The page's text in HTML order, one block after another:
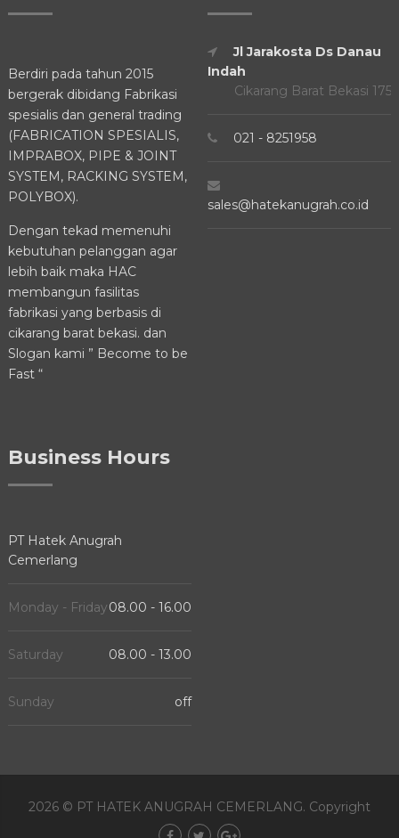
Berdiri pada tahun 2015
bergerak dibidang Fabrikasi
spesialis dan general trading
(FABRICATION SPESIALIS,
IMPRABOX, PIPE & JOINT
SYSTEM, RACKING SYSTEM,
POLYBOX).
Dengan tekad memenuhi
kebutuhan pelanggan agar
lebih baik maka HAC
membangun fasilitas
fabrikasi yang berbasis di
cikarang barat bekasi. dan
Slogan kami ” Become to be
Fast “
Jl Jarakosta Ds Danau
Indah
Cikarang Barat Bekasi
021 - 8251958
sales@hatekanugrah.co.id
Business Hours
PT Hatek Anugrah
Cemerlang
Monday - Friday08.00 - 16.00
Saturday 08.00 - 13.00
Sunday off
2026 © PT HATEK ANUGRAH CEMERLANG. Copyright